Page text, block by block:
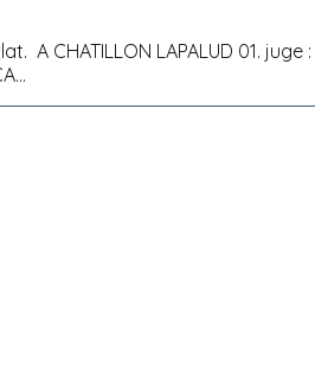
A CHATILLON LAPALUD 01.
CA...